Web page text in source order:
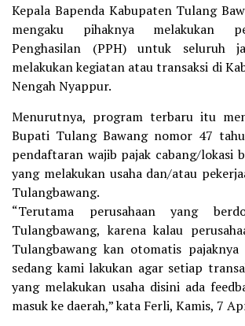
Kepala Bapenda Kabupaten Tulang
mengaku pihaknya melakukan
Penghasilan (PPH) untuk seluruh
melakukan kegiatan atau transaksi di
Nengah Nyappur.
Menurutnya, program terbaru itu
Bupati Tulang Bawang nomor 47
pendaftaran wajib pajak cabang/lokasi
yang melakukan usaha dan/atau
Tulangbawang.
“Terutama perusahaan yang
Tulangbawang, karena kalau
Tulangbawang kan otomatis
sedang kami lakukan agar setiap
yang melakukan usaha disini ada
masuk ke daerah,” kata Ferli, Kamis, 7